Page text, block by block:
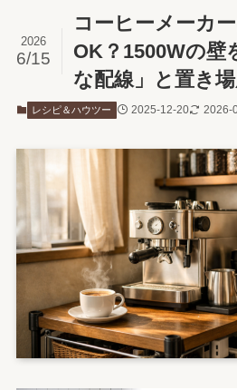
コーヒーメーカ
OK？1500Wの壁
な配線」と置き
2026
6/15
レシピ＆ハウツー 2025-12-20 2026-